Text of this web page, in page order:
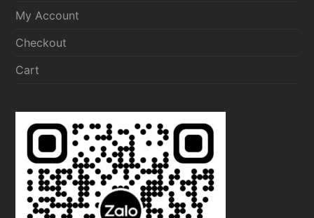
My Account
Checkout
Cart